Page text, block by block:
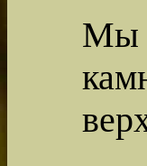
Мы